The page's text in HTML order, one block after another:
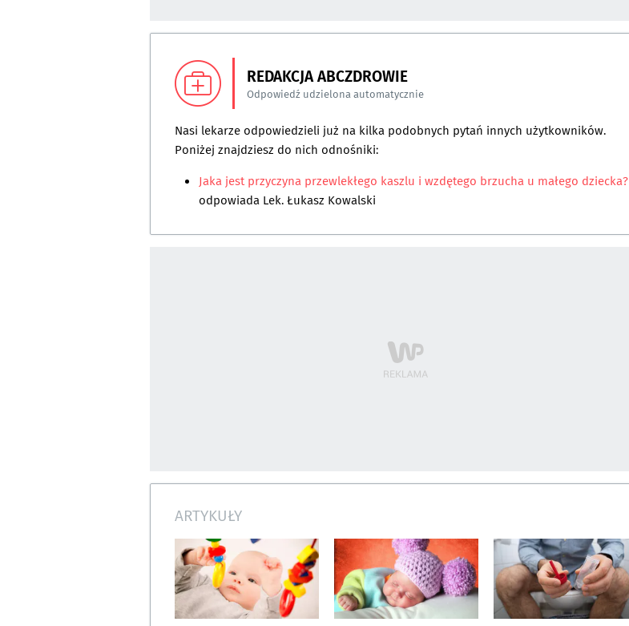
REDAKCJA ABCZDROWIE
Odpowiedź udzielona automatycznie
Nasi lekarze odpowiedzieli już na kilka podobnych pytań innych użytkowników.
Poniżej znajdziesz do nich odnośniki:
Jaka jest przyczyna przewlekłego kaszlu i wzdętego brzucha u małego dziecka?
odpowiada Lek. Łukasz Kowalski
ARTYKUŁY